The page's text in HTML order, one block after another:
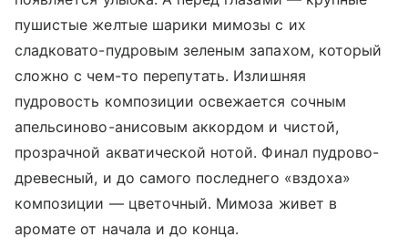
пушистые желтые шарики мимозы с их
сладковато-пудровым зеленым запахом, который
сложно с чем-то перепутать. Излишняя
пудровость композиции освежается сочным
апельсиново-анисовым аккордом и чистой,
прозрачной акватической нотой. Финал пудрово-
древесный, и до самого последнего «вздоха»
композиции —цветочный. Мимоза живет в
аромате от начала и до конца.